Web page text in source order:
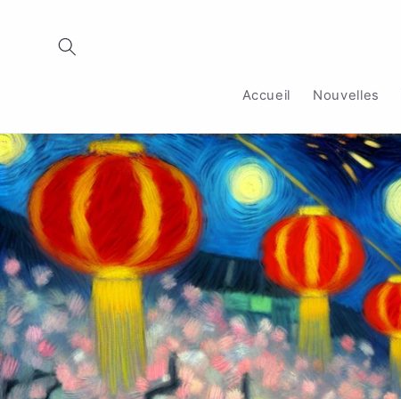
contenu
Accueil Nouvelles